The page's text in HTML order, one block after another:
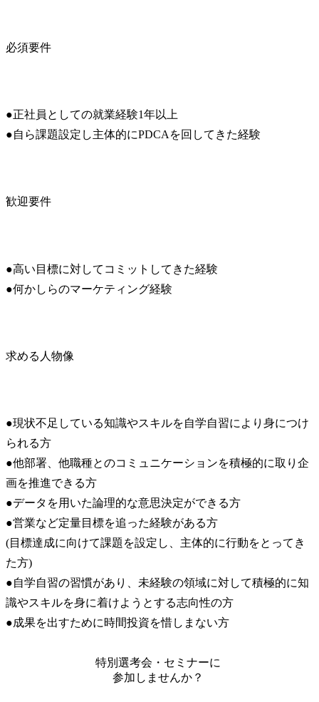
必須要件
●正社員としての就業経験1年以上
●自ら課題設定し主体的にPDCAを回してきた経験
歓迎要件
●高い目標に対してコミットしてきた経験
●何かしらのマーケティング経験
求める人物像
●現状不足している知識やスキルを自学自習により身につけ
られる方
●他部署、他職種とのコミュニケーションを積極的に取り企
画を推進できる方
●データを用いた論理的な意思決定ができる方
●営業など定量目標を追った経験がある方
(目標達成に向けて課題を設定し、主体的に行動をとってき
た方)
●自学自習の習慣があり、未経験の領域に対して積極的に知
識やスキルを身に着けようとする志向性の方
●成果を出すために時間投資を惜しまない方
特別選考会・セミナーに
参加しませんか？